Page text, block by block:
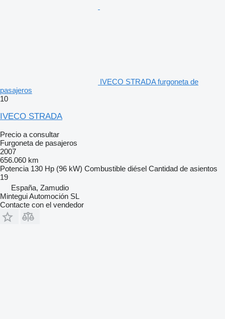
IVECO STRADA furgoneta de
pasajeros
10
IVECO STRADA
Precio a consultar
Furgoneta de pasajeros
2007
656.060 km
Potencia 130 Hp (96 kW) Combustible diésel Cantidad de asientos
19
España, Zamudio
Mintegui Automoción SL
Contacte con el vendedor